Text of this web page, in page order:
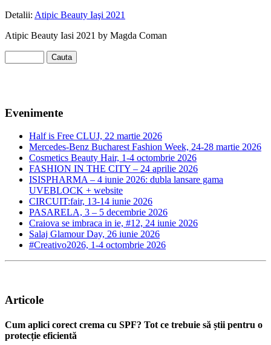
Detalii: Atipic Beauty Iaşi 2021
Atipic Beauty Iasi 2021 by Magda Coman
Evenimente
Half is Free CLUJ, 22 martie 2026
Mercedes-Benz Bucharest Fashion Week, 24-28 martie 2026
Cosmetics Beauty Hair, 1-4 octombrie 2026
FASHION IN THE CITY – 24 aprilie 2026
ISISPHARMA – 4 iunie 2026: dubla lansare gama
UVEBLOCK + website
CIRCUIT:fair, 13-14 iunie 2026
PASARELA, 3 – 5 decembrie 2026
Craiova se imbraca in ie, #12, 24 iunie 2026
Salaj Glamour Day, 26 iunie 2026
#Creativo2026, 1-4 octombrie 2026
Articole
Cum aplici corect crema cu SPF? Tot ce trebuie să știi pentru o
protecție eficientă